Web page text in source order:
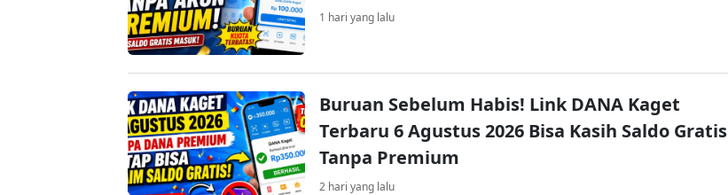
1 hari yang lalu
Buruan Sebelum Habis! Link DANA Kaget
Terbaru 6 Agustus 2026 Bisa Kasih Saldo Gratis
Tanpa Premium
2 hari yang lalu